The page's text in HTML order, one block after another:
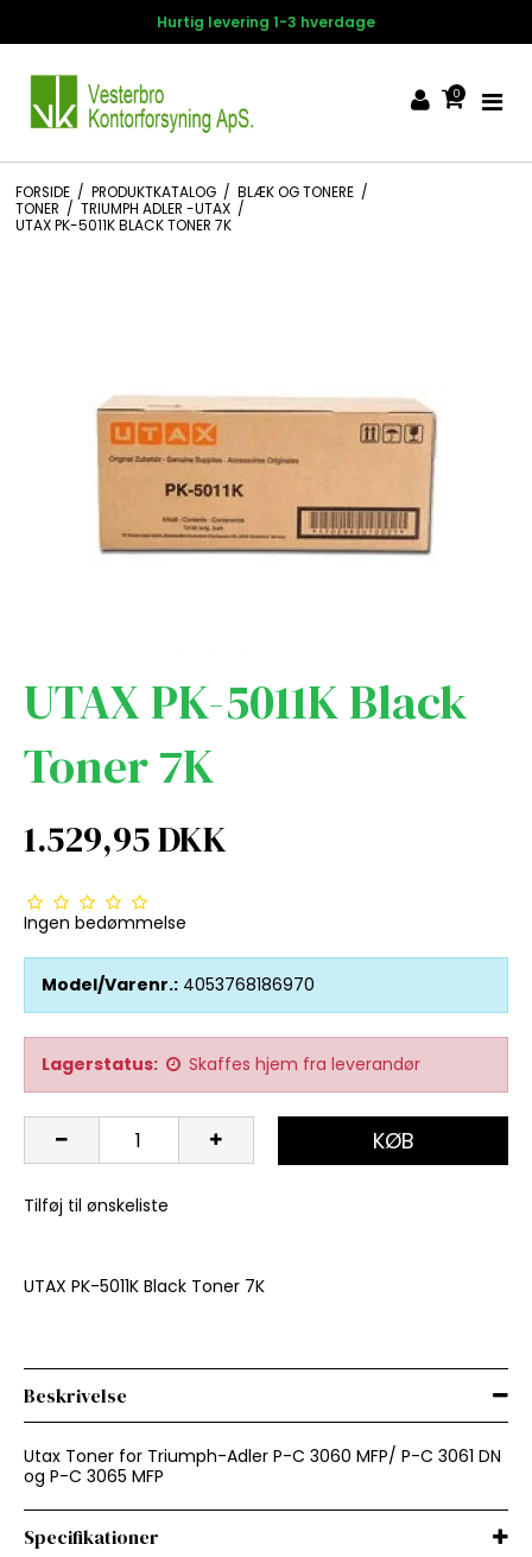
0
FORSIDE / PRODUKTKATALOG / BLÆK OG TONERE /
TONER / TRIUMPH ADLER -UTAX /
UTAX PK-5011K BLACK TONER 7K
UTAX PK-5011K Black
Toner 7K
1.529,95 DKK
Ingen bedømmelse
Model/Varenr.: 4053768186970
Lagerstatus: Skaffes hjem fra leverandør
KØB
Tilføj til ønskeliste
UTAX PK-5011K Black Toner 7K
Beskrivelse
Utax Toner for Triumph-Adler P-C 3060 MFP/ P-C 3061 DN
og P-C 3065 MFP
Specifikationer